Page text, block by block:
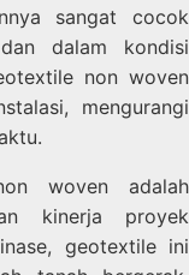
sangat cocok
dalam kondisi
non woven
mengurangi
woven adalah
kinerja proyek
geotextile ini